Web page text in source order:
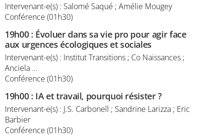
Intervenant-e(s) : Salomé Saqué ; Amélie Mougey
Conférence (01h30)
19h00: Évoluer dans sa vie pro pour agir face
aux urgences écologiques et sociales
Intervenant-e(s) : Institut Transitions ; Co Naissances ;
Anciela …
Conférence (01h30)
19h00: IA et travail, pourquoi résister ?
Intervenant-e(s) : J.S. Carbonell ; Sandrine Larizza ; Eric
Barbier
Conférence (01h30)